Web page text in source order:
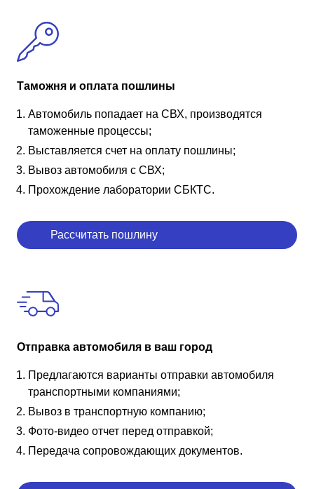
Таможня и оплата пошлины
Автомобиль попадает на СВХ, производятся
таможенные процессы;
Выставляется счет на оплату пошлины;
Вывоз автомобиля с СВХ;
Прохождение лаборатории СБКТС.
Рассчитать пошлину
Отправка автомобиля в ваш город
Предлагаются варианты отправки автомобиля
транспортными компаниями;
Вывоз в транспортную компанию;
Фото-видео отчет перед отправкой;
Передача сопровождающих документов.